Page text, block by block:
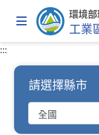
跳到主要內容
選單
環境
工業
:::
請選擇縣市
請選擇縣市